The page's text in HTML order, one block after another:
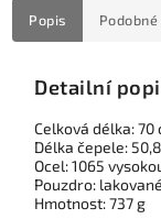
Popis
Detailní
Celková délka: 70
Délka čepele:
Ocel: 1065
Pouzdro:
Hmotnost: 737 g